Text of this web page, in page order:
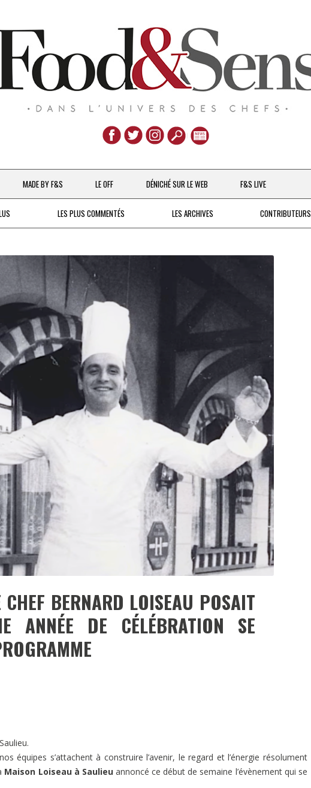
Aller
au
contenu
MADE BY F&S
CHEFS & ACTUALITÉS
À LA PETITE CUILLÈRE
DESTIN DE FEMME
V…DE VOYAGE
LE OFF DÉNICHÉ SUR LE WEB F&S LIVE
LES PLUS COMMENTÉS LES ARCHIVES CONTRIBUTEURS
BERNARD LOISEAU POSAIT
ANNÉE DE CÉLÉBRATION SE
équipes s’attachent à construire l’avenir, le regard et l’énergie résolument
Maison Loiseau à Saulieuannoncé ce début de semaine l’évènement qui se